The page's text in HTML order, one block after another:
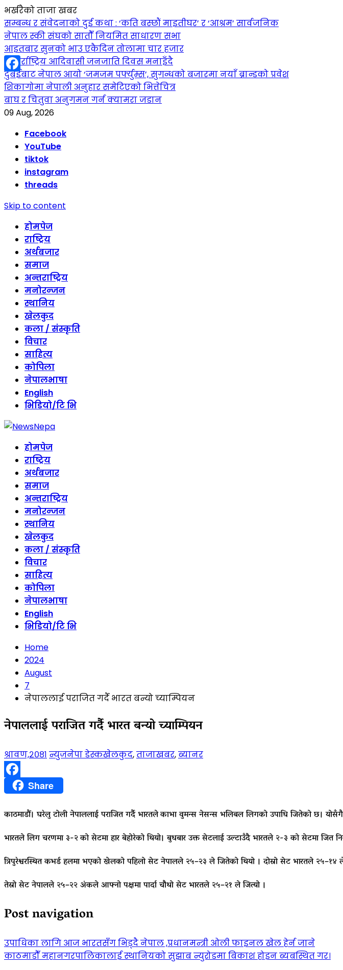
भर्खरैको ताजा खबर
सम्बन्ध र संवेदनाको दुई कथा : ‘कति बस्छौं माइतीघर’ र ‘आश्रम’ सार्वजनिक
नेपाल स्की संघको सातौँ नियमित साधारण सभा
आइतबार सुनको भाउ एकैदिन तोलामा चार हजार
अन्तर्राष्ट्रिय आदिवासी जनजाति दिवस मनाइँदै
दुबईबाट नेपाल आयो ‘जमजम पर्फ्युम्स’, सुगन्धको बजारमा नयाँ ब्रान्डको प्रवेश
शिकागोमा नेपाली अनुहार समेटिएको भित्तेचित्र
बाघ र चितुवा अनुगमन गर्न क्यामरा जडान
09 Aug, 2026
Facebook
YouTube
tiktok
instagram
threads
Skip to content
होमपेज
राष्ट्रिय
अर्थबजार
समाज
अन्तराष्ट्रिय
मनोरन्जन
स्थानिय
खेलकुद
कला / संस्कृति
विचार
साहित्य
कोपिला
नेपालभाषा
English
भिडियो/टि भि
होमपेज
राष्ट्रिय
अर्थबजार
समाज
अन्तराष्ट्रिय
मनोरन्जन
स्थानिय
खेलकुद
कला / संस्कृति
विचार
साहित्य
कोपिला
नेपालभाषा
English
भिडियो/टि भि
Home
2024
August
7
नेपाललाई पराजित गर्दै भारत बन्यो च्याम्पियन
नेपाललाई पराजित गर्दै भारत बन्यो च्याम्पियन
श्रावण,२०८१ न्युजनेपा डेस्कखेलकुद,ताजाखबर,ब्यानर
FacebookShare
काठमाडौं। घरेलु टोली नेपाललाई पराजित गर्दै भारतले काभा वुमन्स नेसन्स भलिबल लिगको उपाधि जितेको छ।
भारतले लिग चरणमा ३-२ को सेटमा हार बेहोरेको थियो। बुधबार उक्त सेटलाई उल्टाउँदै भारतले २-३ को सेटमा जित
त्रिपुरेश्वरस्थित कभर्ड हलमा भएको खेलको पहिलो सेट नेपालले २५–२३ ले जितेको थियो । दोस्रो सेट भारतले २५–१४
तेस्रो सेट नेपालले २५–२२ अंकले आफ्नो पक्षमा पार्दा चौथो सेट भारतले २५–२१ ले जित्यो ।
Post navigation
उपाधिका लागि आज भारतसँग भिड्दै नेपाल ,प्रधानमन्त्री ओली फाइनल खेल हेर्न जाने
काठमाडौँ महानगरपालिकालाई स्थानियको सुझाब न्युरोडमा बिकाश होइन ब्यबस्थित गर।
Facebook